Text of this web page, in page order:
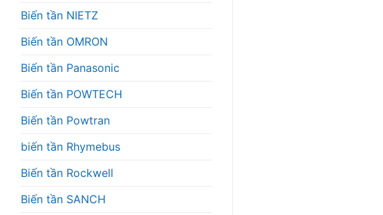
Biến tần NIETZ
Biến tần OMRON
Biến tần Panasonic
Biến tần POWTECH
Biến tần Powtran
biến tần Rhymebus
Biến tần Rockwell
Biến tần SANCH